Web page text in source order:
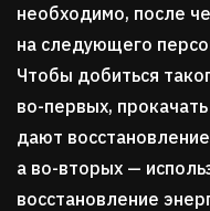
необходимо, после
на следующего
Чтобы добиться
во-первых,
дают
а во-вторых —
восстановление